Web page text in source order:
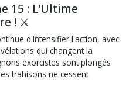
15 : L’Ultime
! ⚔️
d'intensifier l'action, avec
qui changent la
exorcistes sont plongés
trahisons ne cessent